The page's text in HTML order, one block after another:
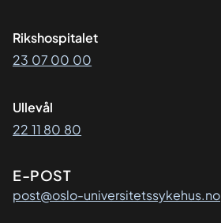
Rikshospitalet
23 07 00 00
Ullevål
22 11 80 80
E-POST
post@oslo-universitetssykehus.no